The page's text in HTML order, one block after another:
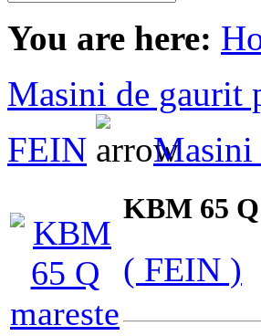
You are here:
Masini de gaurit
FEIN
Masini
mareste
KBM 65 Q
( FEIN )